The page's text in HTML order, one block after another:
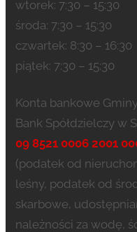
wtorek: 7:30 – 15:30
środa: 7:30 – 15:30
czwartek: 8:30 – 16:30
piątek: 7:30 – 15:30
Konta bankowe
Bank Spółdzielczy w
09 8521 0006 2001
(podatek od
leśny, podatek od
skarbowe,
należności za wodę,